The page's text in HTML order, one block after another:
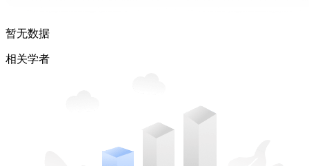
暂无数据
相关学者